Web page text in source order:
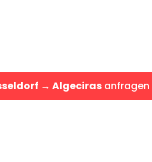
→ Algeciras anfragen